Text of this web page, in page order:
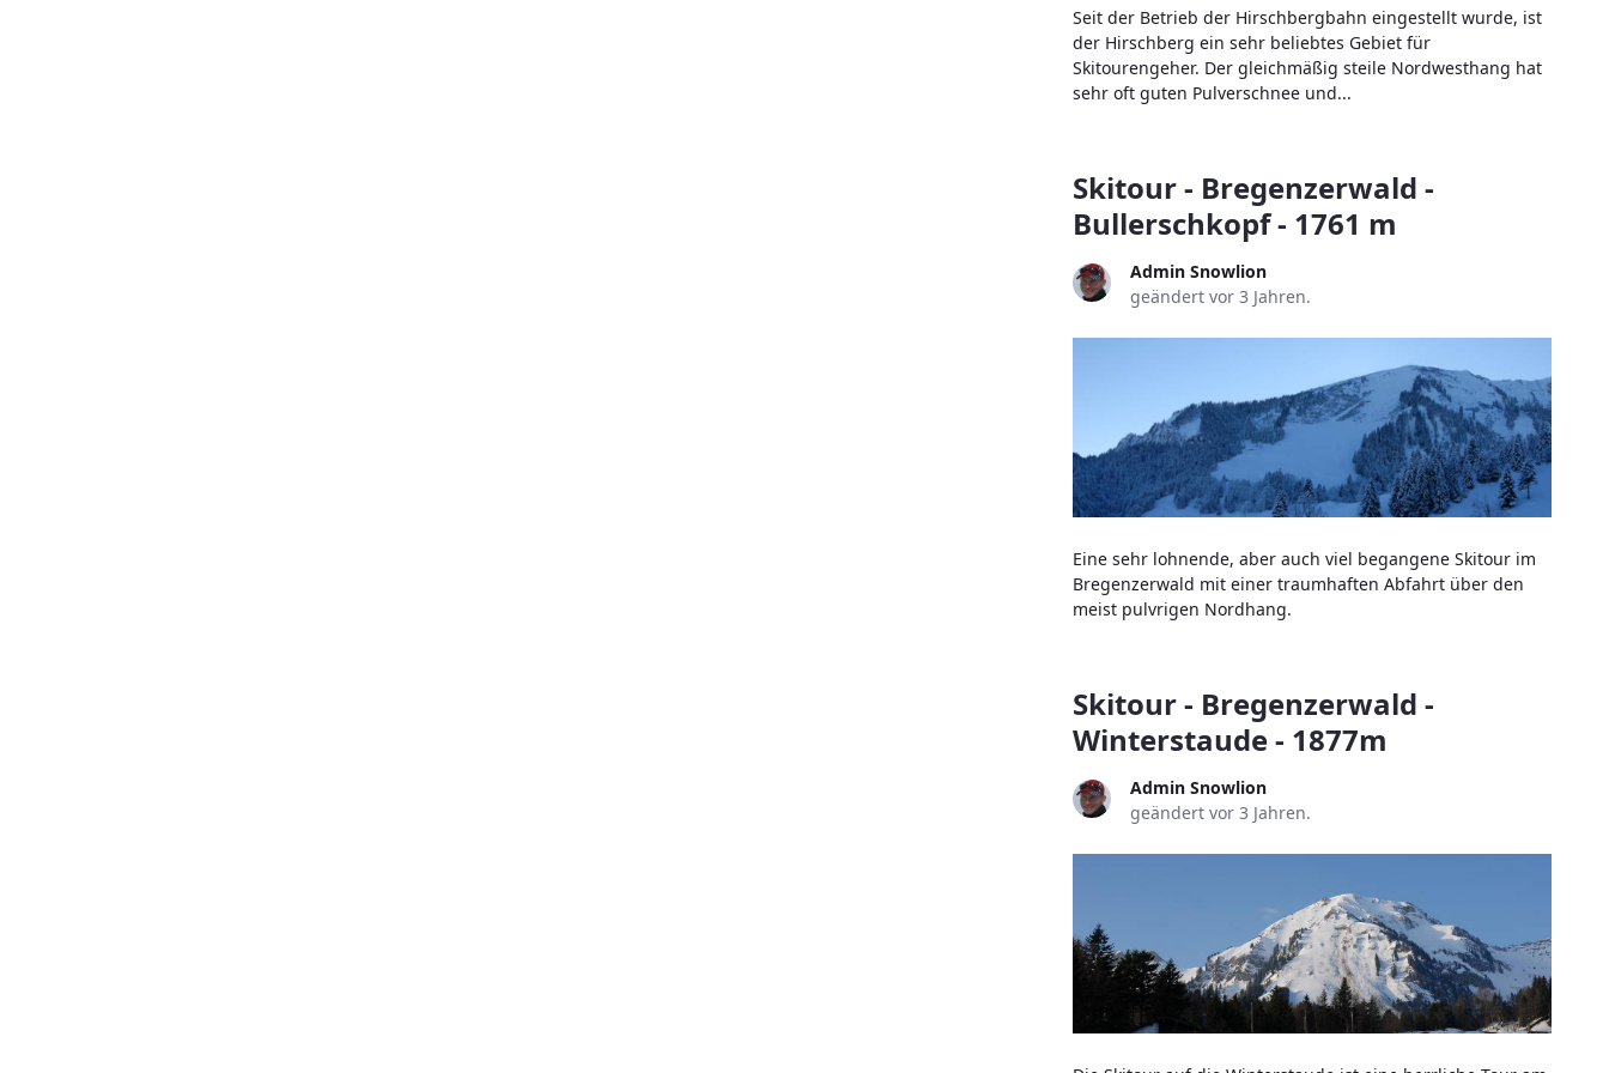
Seit der Betrieb der Hirschbergbahn eingestellt wurde, ist
der Hirschberg ein sehr beliebtes Gebiet für
Skitourengeher. Der gleichmäßig steile Nordwesthang hat
sehr oft guten Pulverschnee und...
Skitour - Bregenzerwald -
Bullerschkopf - 1761 m
Admin Snowlion
geändert vor 3 Jahren.
Eine sehr lohnende, aber auch viel begangene Skitour im
Bregenzerwald mit einer traumhaften Abfahrt über den
meist pulvrigen Nordhang.
Skitour - Bregenzerwald -
Winterstaude - 1877m
Admin Snowlion
geändert vor 3 Jahren.